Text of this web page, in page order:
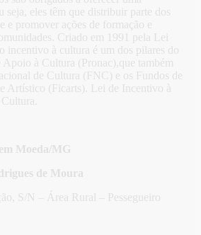
seja, eles têm que distribuir parte dos
e promover ações de formação e
Criado em 1991 pela Lei
incentivo à cultura é um dos pilares do
Apoio à Cultura (Pronac),que também
de Cultura (FNC) e os Fundos de
Artístico (Ficarts). Lei de Incentivo à
Moeda/MG
de Moura
S/N – Área Rural – Pessegueiro